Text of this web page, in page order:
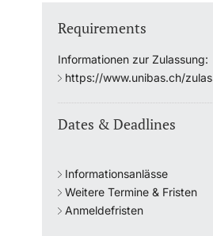
Requirements
Informationen zur Zulassung:
https://www.unibas.ch/
Dates & Deadlines
Informationsanlässe
Weitere Termine & Fristen
Anmeldefristen